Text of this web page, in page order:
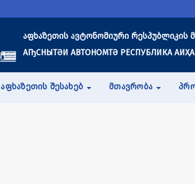
აფხაზეთის ავტონომიური რესპუბლიკის
АҦСНЫТӘИ АВТОНОМТӘ РЕСПУБЛИКА
ᲐᲤᲮᲐᲖᲔᲗᲘᲡ ᲨᲔᲡᲐᲮᲔᲑ ᲛᲗᲐᲕᲠᲝᲑᲐ